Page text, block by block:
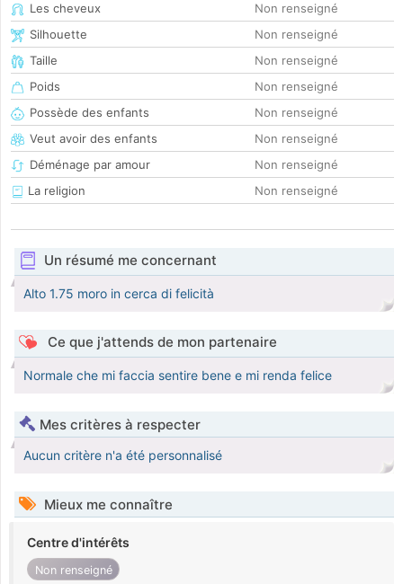
Les cheveux
Non renseigné
Silhouette
Non renseigné
Taille
Non renseigné
Poids
Non renseigné
Possède des enfants
Non renseigné
Veut avoir des enfants
Non renseigné
Déménage par amour
Non renseigné
La religion
Non renseigné
Un résumé me concernant
Alto 1.75 moro in cerca di felicità
Ce que j'attends de mon partenaire
Normale che mi faccia sentire bene e mi renda felice
Mes critères à respecter
Aucun critère n'a été personnalisé
Mieux me connaître
Centre d'intérêts
Non renseigné